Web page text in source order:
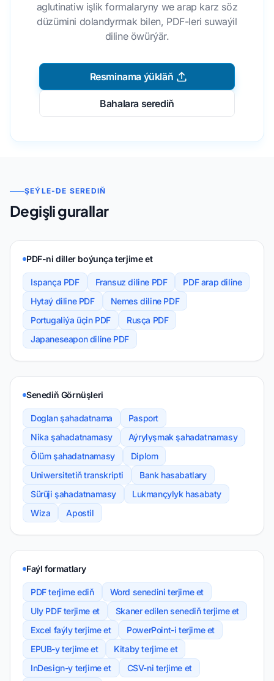
aglutinatiw işlik formalaryny we arap karz söz
düzümini dolandyrmak bilen, PDF-leri suwaýil
diline öwürýär.
Resminama ýükläň
Bahalara serediň
ŞEÝLE-DE SEREDIŇ
Degişli gurallar
PDF-ni diller boýunça terjime et
Ispança PDF Fransuz diline PDF
PDF arap diline
Hytaý diline PDF
Nemes diline PDF
Portugaliýa üçin PDF
Rusça PDF
Japaneseapon diline PDF
Senediň Görnüşleri
Doglan şahadatnama
Pasport
Nika şahadatnamasy
Aýrylyşmak şahadatnamasy
Ölüm şahadatnamasy
Diplom
Uniwersitetiň transkripti
Bank hasabatlary
Sürüji şahadatnamasy
Lukmançylyk hasabaty
Wiza
Apostil
Faýl formatlary
PDF terjime ediň
Word senedini terjime et
Uly PDF terjime et
Skaner edilen senediň terjime et
Excel faýly terjime et
PowerPoint-i terjime et
EPUB-y terjime et
Kitaby terjime et
InDesign-y terjime et
CSV-ni terjime et